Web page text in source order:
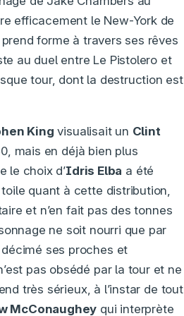
efficacement le New-York de
forme à travers ses rêves
au duel entre Le Pistolero et
tour, dont la destruction est
King visualisait un Clint
mais en déjà bien plus
le choix d’Idris Elba a été
quant à cette distribution,
et n’en fait pas des tonnes
ne soit nourri que par
ses proches et
pas obsédé par la tour et ne
très sérieux, à l’instar de tout
McConaughey qui interprète